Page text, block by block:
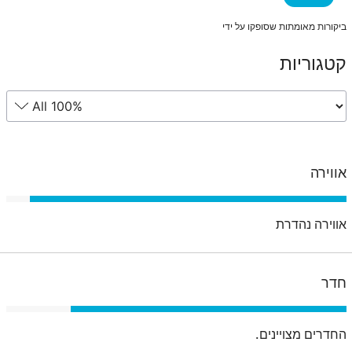
ביקורות מאומתות שסופקו על ידי
קטגוריות
אווירה
אווירה נהדרת
חדר
החדרים מצויינים.